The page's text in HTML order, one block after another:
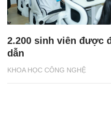
KHOA HỌC CÔNG NGHỆ
2.200 sinh viên được
dẫn